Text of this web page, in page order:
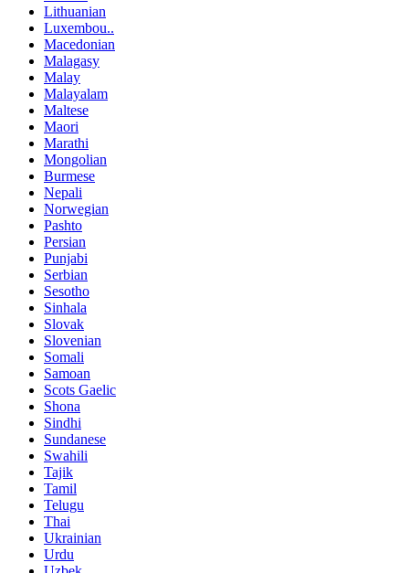
Lithuanian
Luxembou..
Macedonian
Malagasy
Malay
Malayalam
Maltese
Maori
Marathi
Mongolian
Burmese
Nepali
Norwegian
Pashto
Persian
Punjabi
Serbian
Sesotho
Sinhala
Slovak
Slovenian
Somali
Samoan
Scots Gaelic
Shona
Sindhi
Sundanese
Swahili
Tajik
Tamil
Telugu
Thai
Ukrainian
Urdu